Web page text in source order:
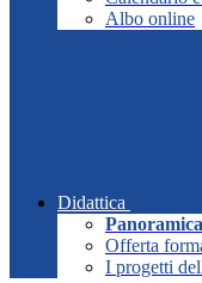
Albo online
Didattica
Panoramica
Offerta
I progetti